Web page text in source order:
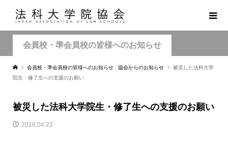
会員校・準会員校の皆様へのお知らせ
会員校・準会員校の皆様へのお知らせ 協会からのお知らせ
被災した法科大学
院生・修了生への支援のお願い
被災した法科大学院生・修了生への支援のお願い
2016.04.22